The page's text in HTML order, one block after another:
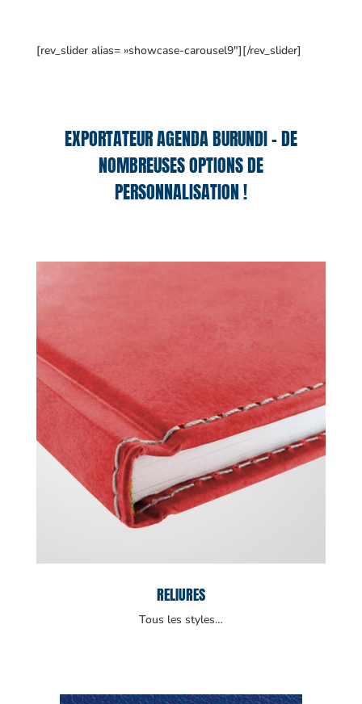
[rev_slider alias= »showcase-carousel9″][/rev_slider]
EXPORTATEUR AGENDA BURUNDI – DE
NOMBREUSES OPTIONS DE
PERSONNALISATION !
RELIURES
Tous les styles…